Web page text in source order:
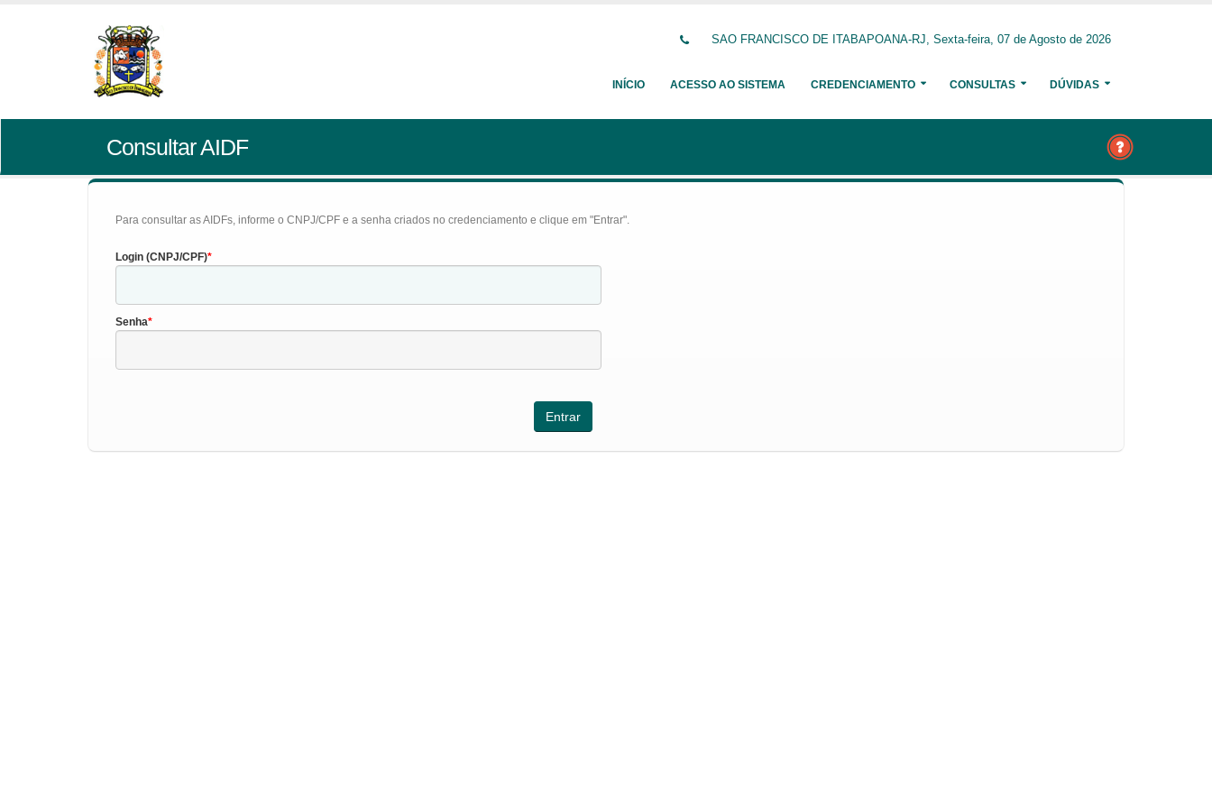
SAO FRANCISCO DE ITABAPOANA-RJ, Sexta-feira, 07 de Agosto de 2026
INÍCIO ACESSO AO SISTEMA CREDENCIAMENTO CONSULTAS DÚVIDAS
Consultar AIDF
Para consultar as AIDFs, informe o CNPJ/CPF e a senha criados no credenciamento e clique em "Entrar".
Login (CNPJ/CPF)
Senha